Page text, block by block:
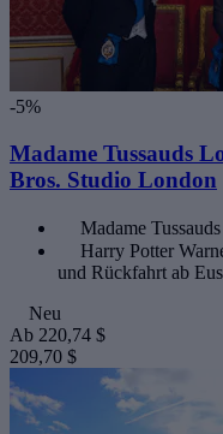
-5%
Madame Tussauds
Bros. Studio London
Madame
Harry Potter
und Rückfahrt ab
Neu
Ab 220,74 $
209,70 $